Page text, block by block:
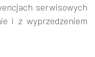
serwisowych
i z wyprzedzeniem